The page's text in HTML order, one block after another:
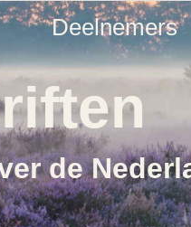
Deelnemers
de